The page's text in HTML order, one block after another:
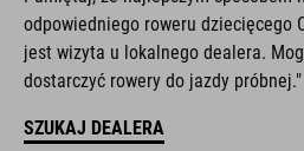
odpowiedniego roweru dziecięcego
jest wizyta u lokalnego dealera.
dostarczyć rowery do jazdy próbnej."
SZUKAJ DEALERA